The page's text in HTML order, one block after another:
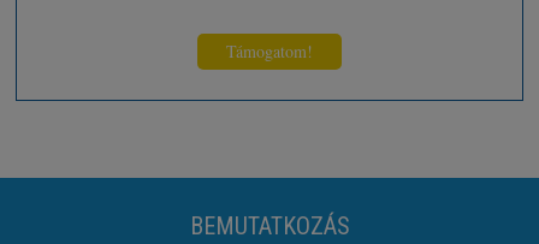
Támogatom!
BEMUTATKOZÁS